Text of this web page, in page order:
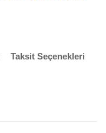
Taksit Seçenekleri